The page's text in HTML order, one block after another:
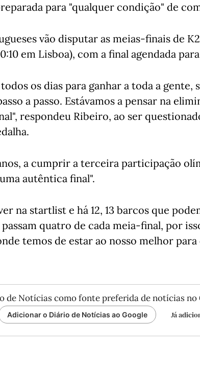
para "qualquer condição" de
vão disputar as meias-finais de
em Lisboa), com a final agendada para
os dias para ganhar a toda a gente,
a passo. Estávamos a pensar na
respondeu Ribeiro, ao ser
a cumprir a terceira participação
autêntica final".
na startlist e há 12, 13 barcos que
quatro de cada meia-final, por
temos de estar ao nosso melhor para
de Notícias como fonte preferida de notícias no
Adicionar o Diário de Notícias ao Google Já